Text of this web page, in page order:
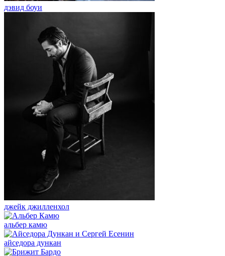
дэвид боуи
джейк джилленхол
альбер камю
айседора дункан